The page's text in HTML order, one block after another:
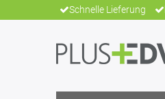
Schnelle Lieferung